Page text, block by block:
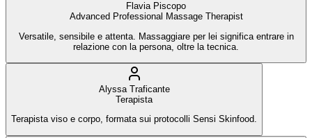
Flavia Piscopo
Advanced Professional Massage Therapist
Versatile, sensibile e attenta. Massaggiare per lei significa entrare in
relazione con la persona, oltre la tecnica.
Alyssa Traficante
Terapista
Terapista viso e corpo, formata sui protocolli Sensi Skinfood.